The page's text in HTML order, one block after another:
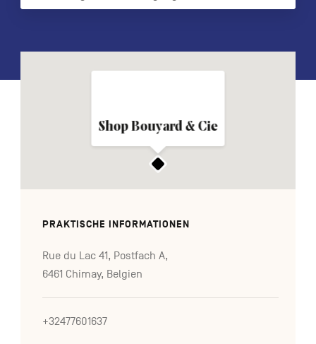
FR NL EN
Navigation
Shop Bouyard & Cie
PRAKTISCHE INFORMATIONEN
Rue du Lac 41, Postfach A,
6461 Chimay, Belgien
+32477601637